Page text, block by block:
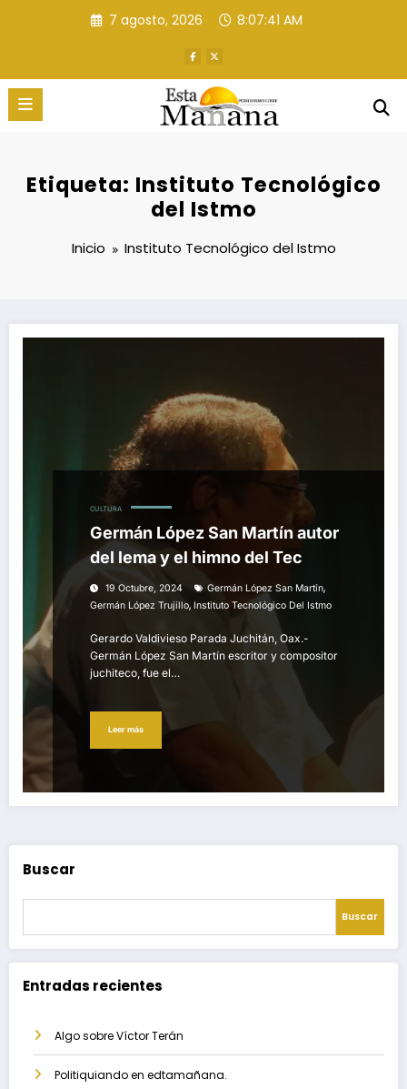
7 agosto, 2026 8:07:41 AM
Etiqueta: Instituto Tecnológico
del Istmo
Inicio Instituto Tecnológico del Istmo
CULTURA
Germán López San Martín autor
del lema y el himno del Tec
19 Octubre, 2024 Germán López San Martín,
Germán López Trujillo, Instituto Tecnológico Del Istmo
Gerardo Valdivieso Parada Juchitán, Oax.-
Germán López San Martín escritor y compositor
juchiteco, fue el…
Leer más
Buscar
Buscar
Entradas recientes
Algo sobre Víctor Terán
Politiquiando en edtamañana.